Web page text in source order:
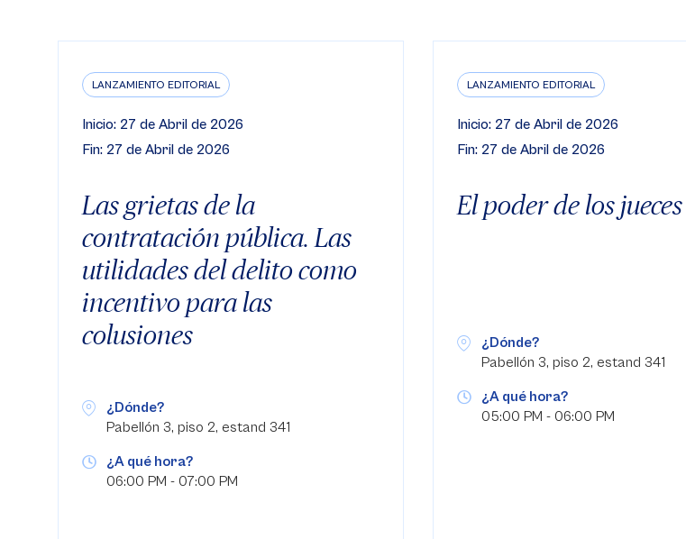
LANZAMIENTO EDITORIAL
Inicio: 27 de Abril de 2026
Fin: 27 de Abril de 2026
Las grietas de la
contratación pública. Las
utilidades del delito como
incentivo para las
colusiones
¿Dónde?
Pabellón 3, piso 2, estand 341
¿A qué hora?
06:00 PM - 07:00 PM
LANZAMIENTO EDITORIAL
Inicio: 27 de Abril de 2026
Fin: 27 de Abril de 2026
El poder de los jueces
¿Dónde?
Pabellón 3, piso 2, estand 341
¿A qué hora?
05:00 PM - 06:00 PM